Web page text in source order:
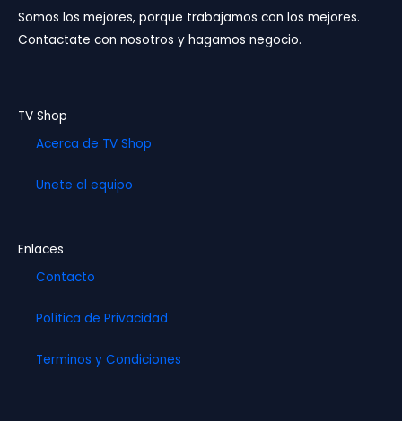
o
o
k
g
r
a
b
e
Somos los mejores, porque trabajamos con los mejores.
Contactate con nosotros y hagamos negocio.
TV Shop
Acerca de TV Shop
Unete al equipo
Enlaces
Contacto
Política de Privacidad
Terminos y Condiciones